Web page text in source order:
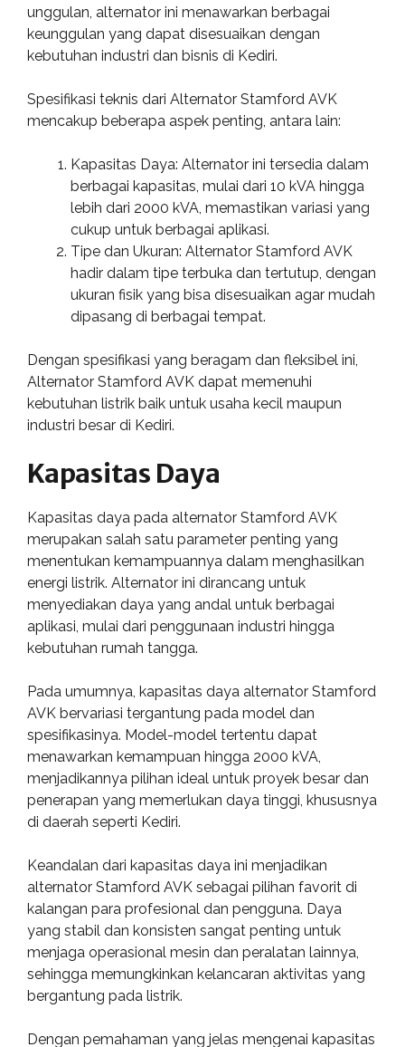
unggulan, alternator ini menawarkan berbagai
keunggulan yang dapat disesuaikan dengan
kebutuhan industri dan bisnis di Kediri.
Spesifikasi teknis dari Alternator Stamford AVK
mencakup beberapa aspek penting, antara lain:
Kapasitas Daya: Alternator ini tersedia dalam
berbagai kapasitas, mulai dari 10 kVA hingga
lebih dari 2000 kVA, memastikan variasi yang
cukup untuk berbagai aplikasi.
Tipe dan Ukuran: Alternator Stamford AVK
hadir dalam tipe terbuka dan tertutup, dengan
ukuran fisik yang bisa disesuaikan agar mudah
dipasang di berbagai tempat.
Dengan spesifikasi yang beragam dan fleksibel ini,
Alternator Stamford AVK dapat memenuhi
kebutuhan listrik baik untuk usaha kecil maupun
industri besar di Kediri.
Kapasitas Daya
Kapasitas daya pada alternator Stamford AVK
merupakan salah satu parameter penting yang
menentukan kemampuannya dalam menghasilkan
energi listrik. Alternator ini dirancang untuk
menyediakan daya yang andal untuk berbagai
aplikasi, mulai dari penggunaan industri hingga
kebutuhan rumah tangga.
Pada umumnya, kapasitas daya alternator Stamford
AVK bervariasi tergantung pada model dan
spesifikasinya. Model-model tertentu dapat
menawarkan kemampuan hingga 2000 kVA,
menjadikannya pilihan ideal untuk proyek besar dan
penerapan yang memerlukan daya tinggi, khususnya
di daerah seperti Kediri.
Keandalan dari kapasitas daya ini menjadikan
alternator Stamford AVK sebagai pilihan favorit di
kalangan para profesional dan pengguna. Daya
yang stabil dan konsisten sangat penting untuk
menjaga operasional mesin dan peralatan lainnya,
sehingga memungkinkan kelancaran aktivitas yang
bergantung pada listrik.
Dengan pemahaman yang jelas mengenai kapasitas